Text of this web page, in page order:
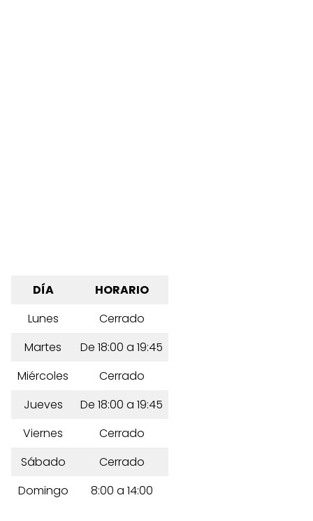
DÍA
HORARIO
Lunes
Cerrado
Martes
De 18:00 a 19:45
Miércoles
Cerrado
Jueves
De 18:00 a 19:45
Viernes
Cerrado
Sábado
Cerrado
Domingo
8:00 a 14:00